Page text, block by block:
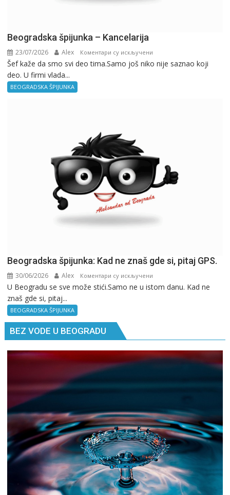
Beogradska špijunka – Kancelarija
23/07/2026 Alex Коментари су искључени
Beogradska
Šef kaže da smo svi deo tima.Samo još niko nije saznao koji
deo. U firmi vlada...
BEOGRADSKA ŠPIJUNKA
Beogradska špijunka: Kad ne znaš gde si, pitaj GPS.
30/06/2026 Alex Коментари су искључени
Beogradska
si,
U Beogradu se sve može stići.Samo ne u istom danu. Kad ne
znaš gde si, pitaj...
BEOGRADSKA ŠPIJUNKA
BEZ VODE U BEOGRADU